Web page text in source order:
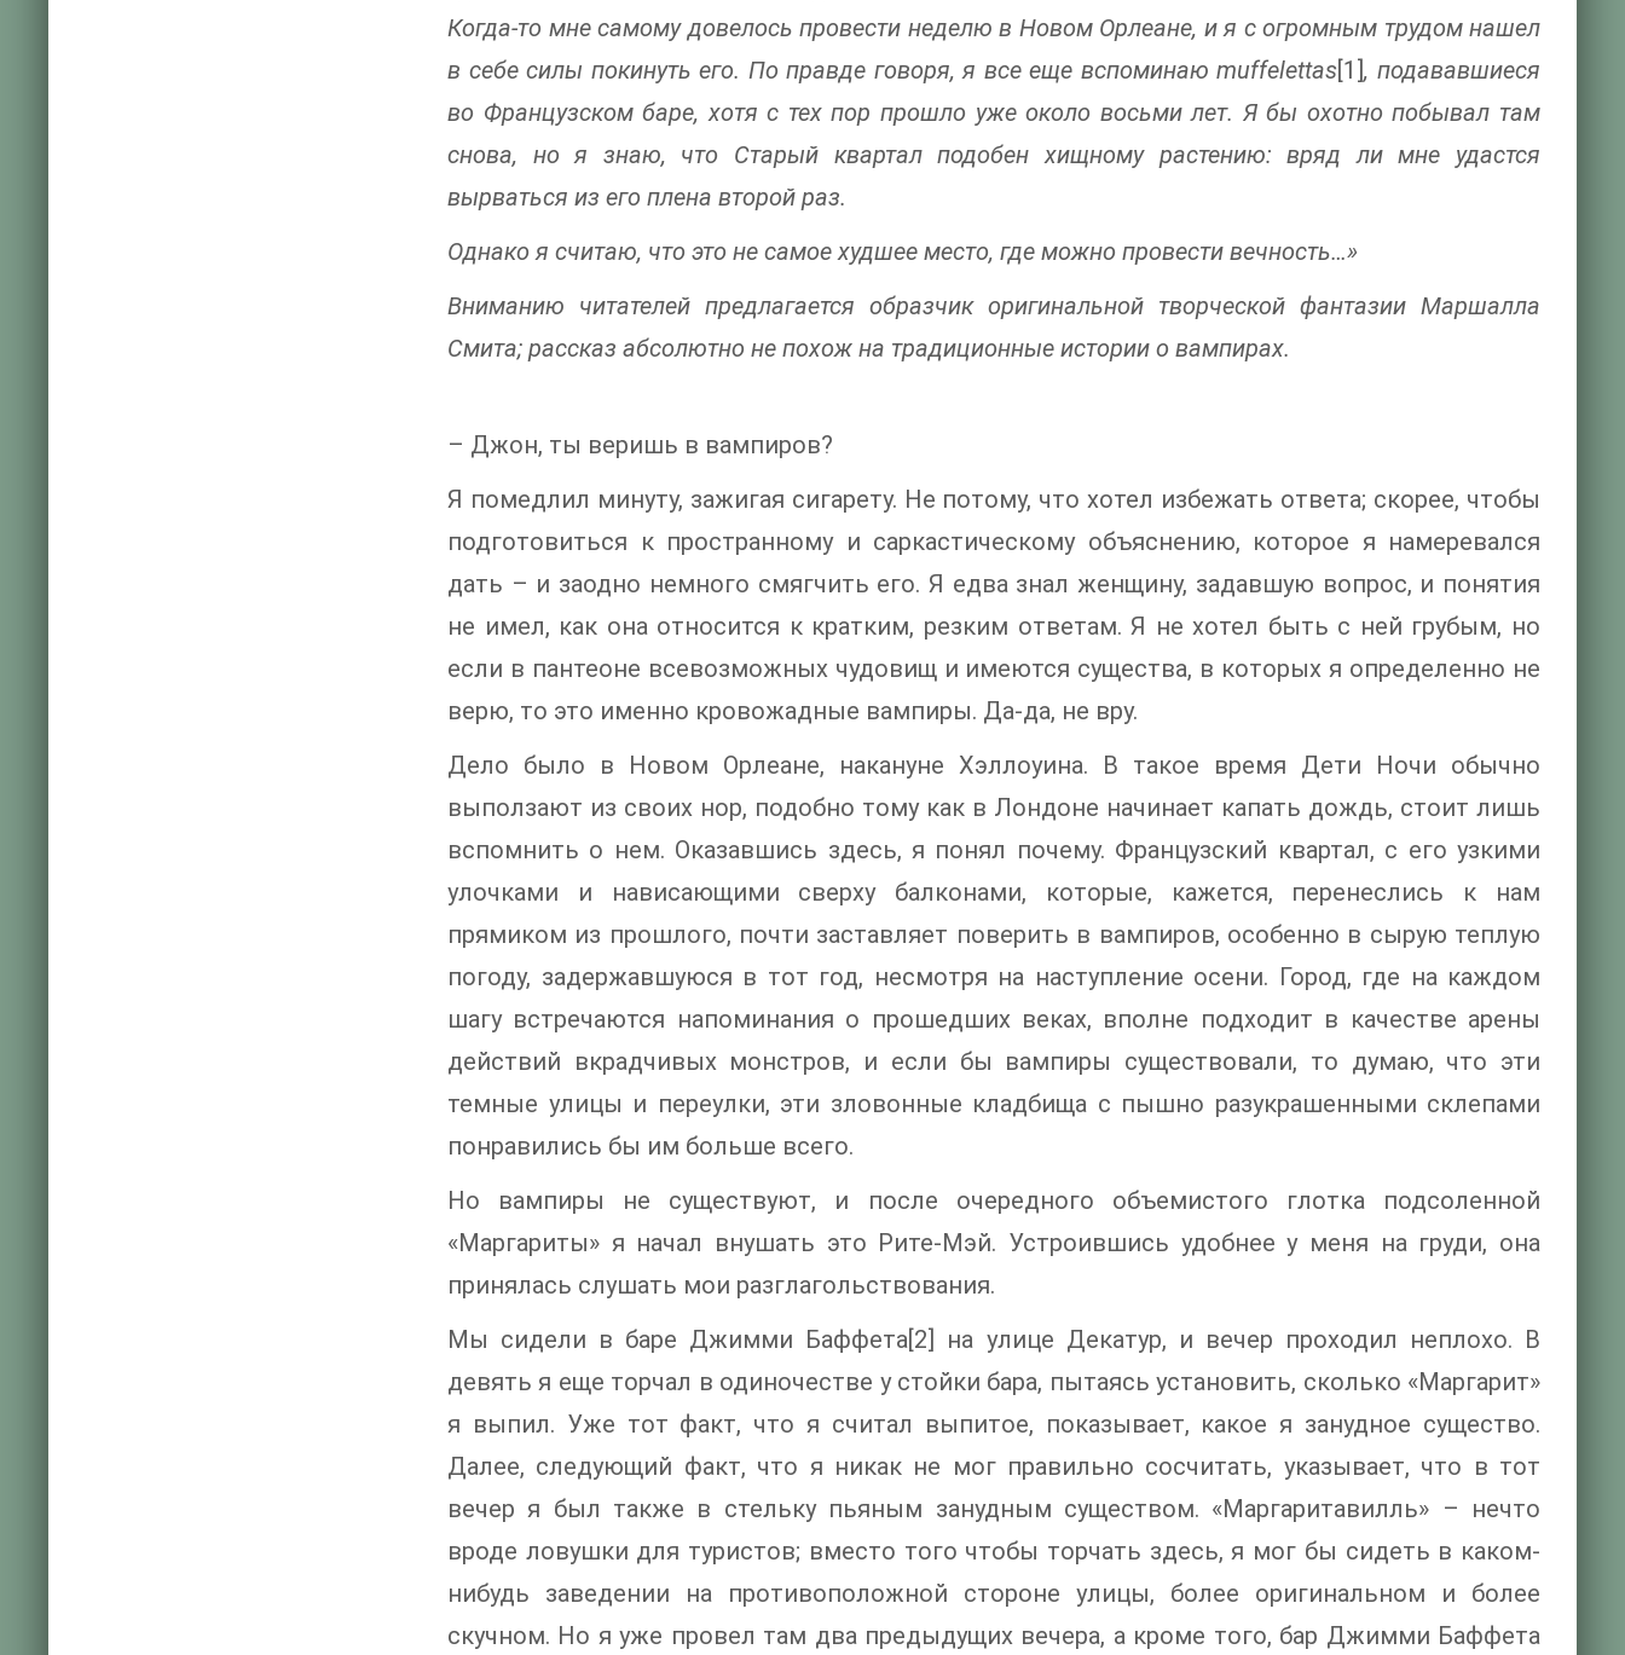
Когда-то мне самому довелось провести неделю в Новом Орлеане, и я с огромным трудом нашел
в себе силы покинуть его. По правде говоря, я все еще вспоминаю muffelettas[1], подававшиеся
во Французском баре, хотя с тех пор прошло уже около восьми лет. Я бы охотно побывал там
снова, но я знаю, что Старый квартал подобен хищному растению: вряд ли мне удастся
вырваться из его плена второй раз.
Однако я считаю, что это не самое худшее место, где можно провести вечность…»
Вниманию читателей предлагается образчик оригинальной творческой фантазии Маршалла
Смита; рассказ абсолютно не похож на традиционные истории о вампирах.
– Джон, ты веришь в вампиров?
Я помедлил минуту, зажигая сигарету. Не потому, что хотел избежать ответа; скорее, чтобы
подготовиться к пространному и саркастическому объяснению, которое я намеревался
дать – и заодно немного смягчить его. Я едва знал женщину, задавшую вопрос, и понятия
не имел, как она относится к кратким, резким ответам. Я не хотел быть с ней грубым, но
если в пантеоне всевозможных чудовищ и имеются существа, в которых я определенно не
верю, то это именно кровожадные вампиры. Да-да, не вру.
Дело было в Новом Орлеане, накануне Хэллоуина. В такое время Дети Ночи обычно
выползают из своих нор, подобно тому как в Лондоне начинает капать дождь, стоит лишь
вспомнить о нем. Оказавшись здесь, я понял почему. Французский квартал, с его узкими
улочками и нависающими сверху балконами, которые, кажется, перенеслись к нам
прямиком из прошлого, почти заставляет поверить в вампиров, особенно в сырую теплую
погоду, задержавшуюся в тот год, несмотря на наступление осени. Город, где на каждом
шагу встречаются напоминания о прошедших веках, вполне подходит в качестве арены
действий вкрадчивых монстров, и если бы вампиры существовали, то думаю, что эти
темные улицы и переулки, эти зловонные кладбища с пышно разукрашенными склепами
понравились бы им больше всего.
Но вампиры не существуют, и после очередного объемистого глотка подсоленной
«Маргариты» я начал внушать это Рите-Мэй. Устроившись удобнее у меня на груди, она
принялась слушать мои разглагольствования.
Мы сидели в баре Джимми Баффета[2] на улице Декатур, и вечер проходил неплохо. В
девять я еще торчал в одиночестве у стойки бара, пытаясь установить, сколько «Маргарит»
я выпил. Уже тот факт, что я считал выпитое, показывает, какое я занудное существо.
Далее, следующий факт, что я никак не мог правильно сосчитать, указывает, что в тот
вечер я был также в стельку пьяным занудным существом. «Маргаритавилль» – нечто
вроде ловушки для туристов; вместо того чтобы торчать здесь, я мог бы сидеть в каком-
нибудь заведении на противоположной стороне улицы, более оригинальном и более
скучном. Но я уже провел там два предыдущих вечера, а кроме того, бар Джимми Баффета